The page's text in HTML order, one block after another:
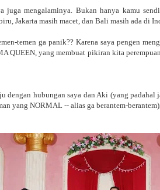
juga mengalaminya. Bukan hanya kamu
Jakarta masih macet, dan Bali masih ada di
temen ga panik?? Karena saya pengen
QUEEN, yang membuat pikiran kita
dengan hubungan saya dan Aki (yang padahal
yang NORMAL -- alias ga berantem-